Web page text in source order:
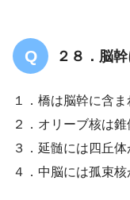
大腿
２８．脳
１．橋は脳幹に含ま
２．オリーブ核は錐
３．延髄には四丘体
４．中脳には孤束核